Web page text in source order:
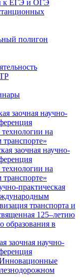
к ЕГЭ и ОГЭ
полигон
заочная научно-
на
заочная научно-
на
практическая
транспорта и
125–летию
образования в
заочная научно-